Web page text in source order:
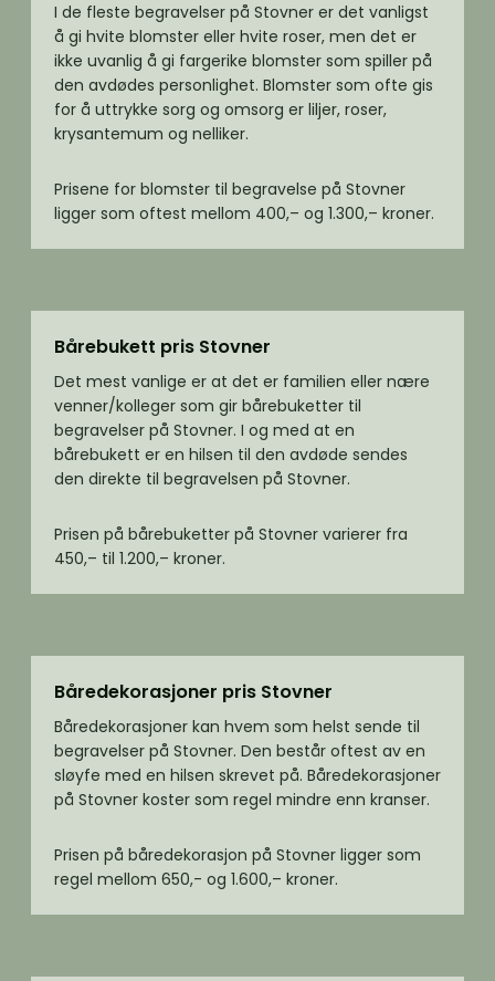
I de fleste begravelser på Stovner er det vanligst
å gi hvite blomster eller hvite roser, men det er
ikke uvanlig å gi fargerike blomster som spiller på
den avdødes personlighet. Blomster som ofte gis
for å uttrykke sorg og omsorg er liljer, roser,
krysantemum og nelliker.
Prisene for blomster til begravelse på Stovner
ligger som oftest mellom 400,– og 1.300,– kroner.
Bårebukett pris Stovner
Det mest vanlige er at det er familien eller nære
venner/kolleger som gir bårebuketter til
begravelser på Stovner. I og med at en
bårebukett er en hilsen til den avdøde sendes
den direkte til begravelsen på Stovner.
Prisen på bårebuketter på Stovner varierer fra
450,– til 1.200,– kroner.
Båredekorasjoner pris Stovner
Båredekorasjoner kan hvem som helst sende til
begravelser på Stovner. Den består oftest av en
sløyfe med en hilsen skrevet på. Båredekorasjoner
på Stovner koster som regel mindre enn kranser.
Prisen på båredekorasjon på Stovner ligger som
regel mellom 650,- og 1.600,– kroner.